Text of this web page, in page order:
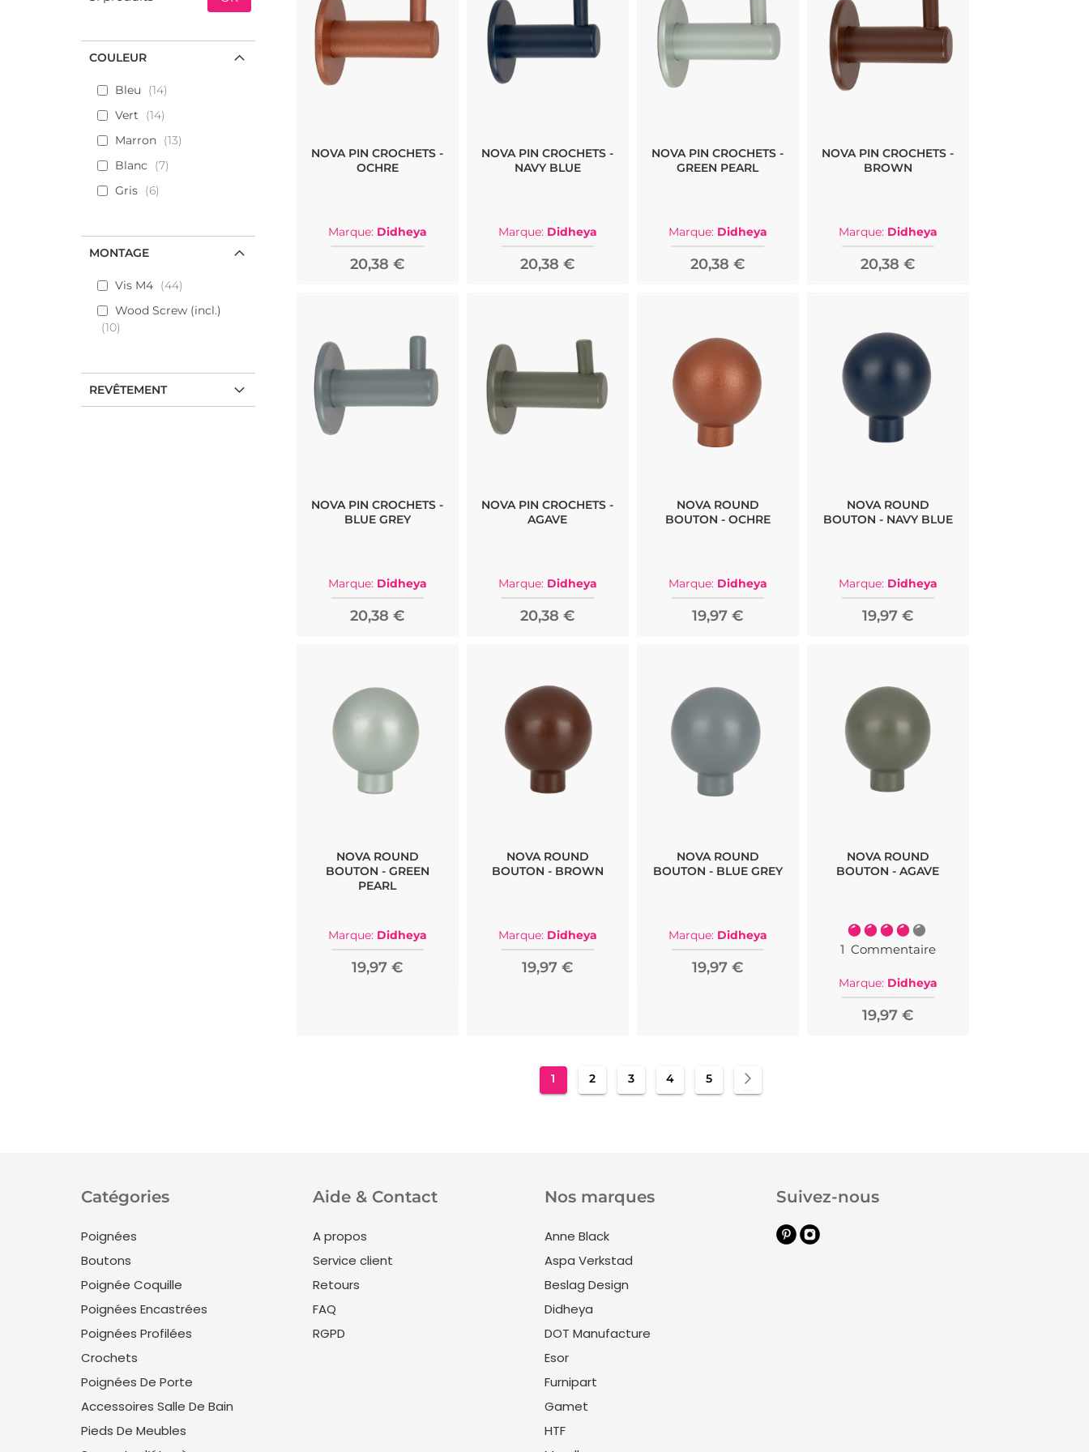
NOVA PIN CROCHETS -
OCHRE
Marque: Didheya
20,38 €
NOVA PIN CROCHETS -
NAVY BLUE
Marque: Didheya
20,38 €
NOVA PIN CROCHETS -
GREEN PEARL
Marque: Didheya
20,38 €
NOVA PIN CROCHETS -
BROWN
Marque: Didheya
20,38 €
NOVA PIN CROCHETS -
BLUE GREY
Marque: Didheya
20,38 €
NOVA PIN CROCHETS -
AGAVE
Marque: Didheya
20,38 €
NOVA ROUND
BOUTON - OCHRE
Marque: Didheya
19,97 €
NOVA ROUND
BOUTON - NAVY BLUE
Marque: Didheya
19,97 €
NOVA ROUND
BOUTON - GREEN
PEARL
Marque: Didheya
19,97 €
NOVA ROUND
BOUTON - BROWN
Marque: Didheya
19,97 €
NOVA ROUND
BOUTON - BLUE GREY
Marque: Didheya
19,97 €
NOVA ROUND
BOUTON - AGAVE
Notation:
80%
1 Commentaire
Marque: Didheya
19,97 €
Page
You're currently reading page
1 Page
2 Page
3 Page
4 Page
5
COULEUR
Bleu
14
Vert
14
Marron
13
Blanc
7
Gris
6
MONTAGE
Vis M4
44
Wood Screw (incl.)
10
REVÊTEMENT
Catégories
Poignées
Boutons
Poignée Coquille
Poignées Encastrées
Poignées Profilées
Crochets
Poignées De Porte
Accessoires Salle De Bain
Pieds De Meubles
Aide & Contact
A propos
Service client
Retours
FAQ
RGPD
Nos marques
Anne Black
Aspa Verkstad
Beslag Design
Didheya
DOT Manufacture
Esor
Furnipart
Gamet
HTF
Suivez-nous